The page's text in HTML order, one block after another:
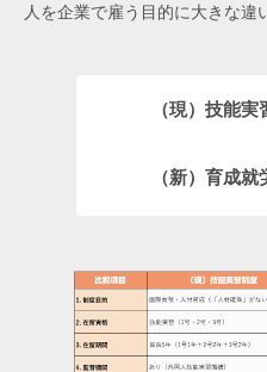
人を企業で雇う目的に大きな違
（現）技能
（新）育成